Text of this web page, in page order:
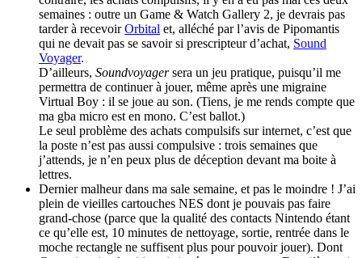
semaines : outre un Game & Watch Gallery 2, je devrais pas
tarder à recevoirOrbital et, alléché par l’avis de Pipomantis
qui ne devait pas se savoir si prescripteur d’achat, Sound
Voyager.
D’ailleurs, Soundvoyagersera un jeu pratique, puisqu’il me
permettra de continuer à jouer, même après une migraine
Virtual Boy : il se joue au son. (Tiens, je me rends compte que
ma gba micro est en mono. C’est ballot.)
Le seul problème des achats compulsifs sur internet, c’est que
la poste n’est pas aussi compulsive : trois semaines que
j’attends, je n’en peux plus de déception devant ma boite à
lettres.
Dernier malheur dans ma sale semaine, et pas le moindre ! J’ai
plein de vieilles cartouches NES dont je pouvais pas faire
grand-chose (parce que la qualité des contacts Nintendo étant
ce qu’elle est, 10 minutes de nettoyage, sortie, rentrée dans le
moche rectangle ne suffisent plus pour pouvoir jouer). Dont